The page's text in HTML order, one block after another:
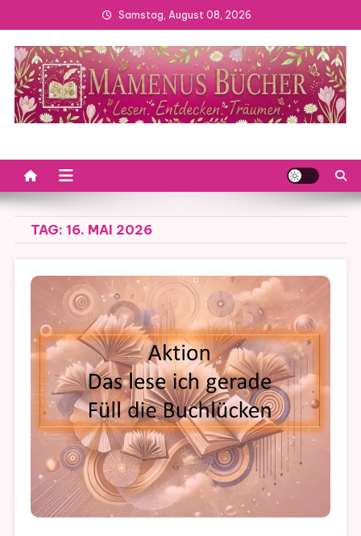
to
content
Samstag, August 08, 2026
TAG: 16. MAI 2026